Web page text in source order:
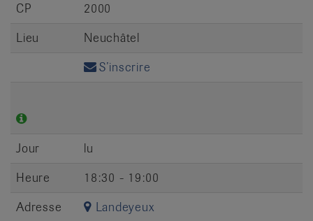
CP
2000
Lieu
Neuchâtel
S’inscrire
Jour
lu
Heure
18:30 - 19:00
Adresse
Landeyeux